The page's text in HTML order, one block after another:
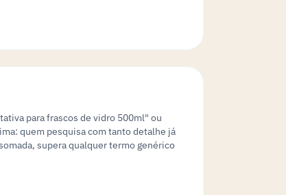
para frascos de vidro 500ml" ou
quem pesquisa com tanto detalhe já
supera qualquer termo genérico